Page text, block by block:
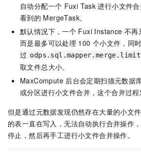
自动分配一个 Fuxi Task 进行小文件
看到的 MergeTask。
默认情况下，一个 Fuxi Instance 不再
而是最多可以处理 100 个小文件，同
过
取文件总大小。
MaxCompute 后台会定期扫描元数据
或分区进行小文件合并，这个合并过程
但是通过元数据发现仍然存在大量的小文
的表一直在写入，无法自动执行合并操作
停止，然后再手工进行小文件合并操作。